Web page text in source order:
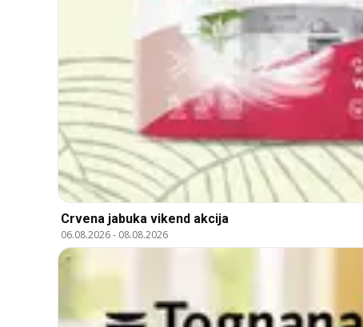
Crvena jabuka vikend akcija
06.08.2026- 08.08.2026